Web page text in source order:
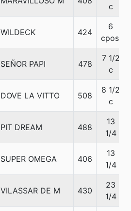
c
WILDECK 424
6
cpos.
SEÑOR PAPI 478
7 1/2
c
DOVE LA VITTO 508
8 1/2
c
PIT DREAM 488
13
1/4
SUPER OMEGA 406
13
1/4
VILASSAR DE M 430
23
1/4